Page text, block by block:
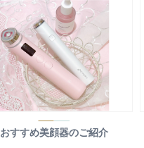
おすすめ美顔器のご紹介